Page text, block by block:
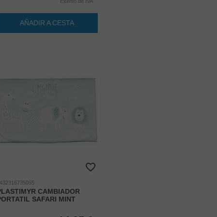
AÑADIR A CESTA
CAMBIADOR
SAFARI MINT